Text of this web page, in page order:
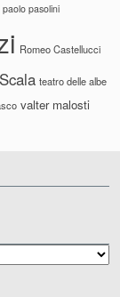
paolo pasolini
Romeo Castellucci
teatro delle albe
valter malosti